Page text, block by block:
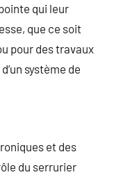
qui leur
que ce soit
pour des travaux
système de
et des
du serrurier